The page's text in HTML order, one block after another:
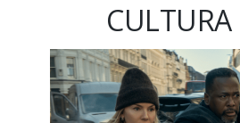
CULTURA